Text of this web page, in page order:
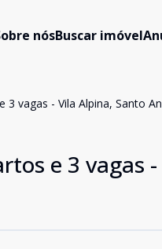
nósBuscar imóvel
vagas - Vila Alpina, Santo
e 3 vagas